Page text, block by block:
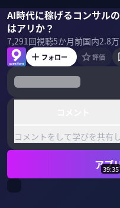
AI時代に稼げるコンサル
はアリか？
7,291回視聴5か月前
濱岡大佐々木紀彦
フォロー 評価
コメントをして学びを共有
アプ
39:35